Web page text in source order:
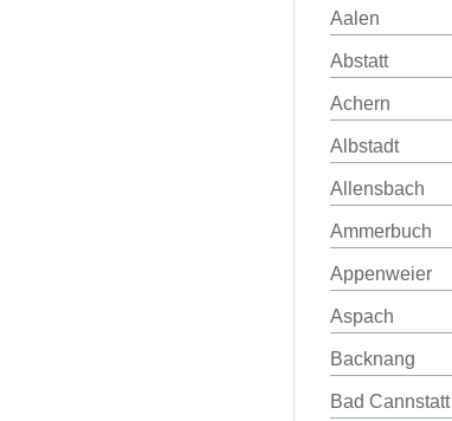
Aalen
Abstatt
Achern
Albstadt
Allensbach
Ammerbuch
Appenweier
Aspach
Backnang
Bad Cannstatt